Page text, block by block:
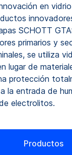
en
SCHOTT
primarios y
se utiliza
lugar de
protección
la entrada de
electrolitos.
Productos